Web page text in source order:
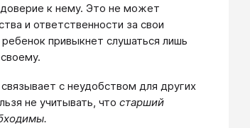
к нему. Это не может
и ответственности за свои
привыкнет слушаться лишь
с неудобством для других
не учитывать, что старший